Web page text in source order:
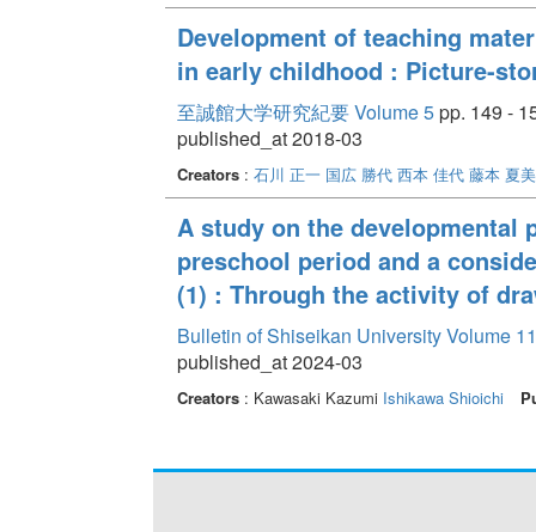
Development of teaching
in early childhood : Picture-
至誠館大学研究紀要 Volume 5pp. 149 -
published_at 2018-03
Creators: 石川 正一 国広 勝代 西本 佳代 藤本 夏美
A study on the developmental
preschool period and a
(1) : Through the activity of
Bulletin of Shiseikan University Volume 11
published_at 2024-03
Creators: Kawasaki Kazumi Ishikawa Shioichi